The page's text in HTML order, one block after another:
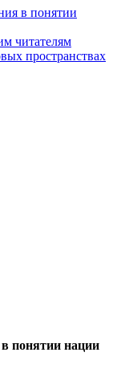
в понятии
читателям
пространствах
понятии нации